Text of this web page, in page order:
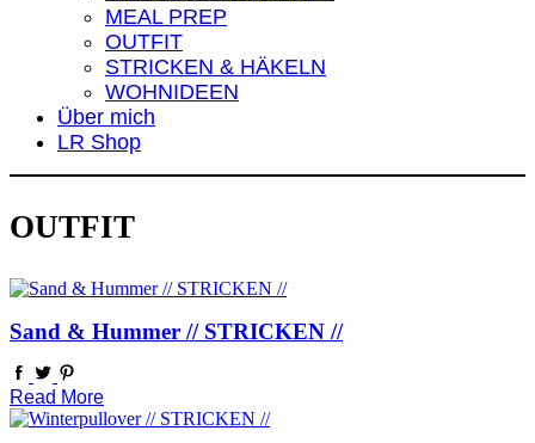
MEAL PREP
OUTFIT
STRICKEN & HÄKELN
WOHNIDEEN
Über mich
LR Shop
OUTFIT
Sand & Hummer // STRICKEN //
Read More